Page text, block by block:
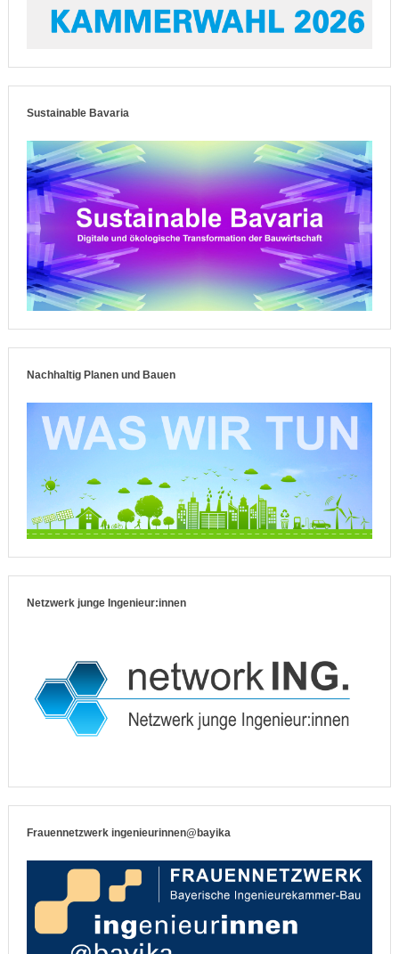
Sustainable Bavaria
Nachhaltig Planen und Bauen
Netzwerk junge Ingenieur:innen
Frauennetzwerk ingenieurinnen@bayika